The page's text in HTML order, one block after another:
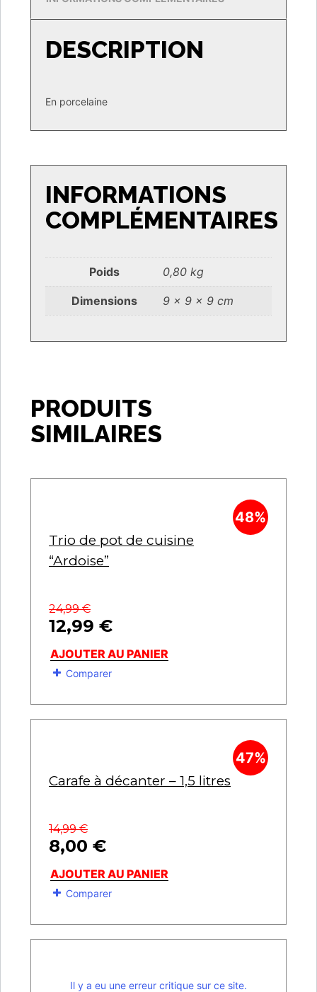
DESCRIPTION
En porcelaine
INFORMATIONS
COMPLÉMENTAIRES
Poids 0,80 kg
Dimensions 9 × 9 × 9 cm
PRODUITS
SIMILAIRES
48%
Trio de pot de cuisine
“Ardoise”
24,99€
12,99 €
AJOUTER AU PANIER
Comparer
47%
Carafe à décanter – 1,5 litres
14,99€
8,00 €
AJOUTER AU PANIER
Comparer
Il y a eu une erreur critique sur ce site.